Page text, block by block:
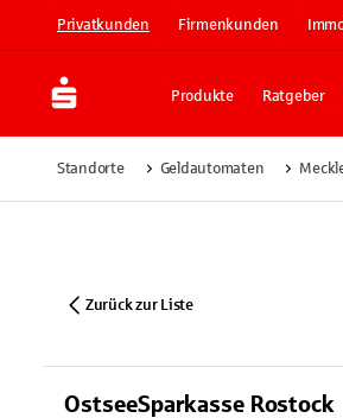
Privatkunden Firmenkunden
Produkte Ratgeber
Standorte Geldautomaten
Zurück zur Liste
OstseeSparkasse Rostock